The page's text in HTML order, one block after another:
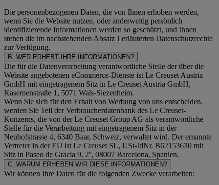
Die personenbezogenen Daten, die von Ihnen erhoben werden,
wenn Sie die Website nutzen, oder anderweitig persönlich
identifizierende Informationen werden so geschützt, und Ihnen
stehen die im nachstehenden Absatz J erläuterten Datenschutzrechte
zur Verfügung.
B. WER ERHEBT IHRE INFORMATIONEN?
Die für die Datenverarbeitung verantwortliche Stelle der über die
Website angebotenen eCommerce-Dienste ist Le Creuset Austria
GmbH mit eingetragenem Sitz in Le Creuset Austria GmbH,
Kasernenstraße 1, 5071 Wals-Siezenheim.
Wenn Sie sich für den Erhalt von Werbung von uns entscheiden,
werden Sie Teil der Verbraucherdatenbank des Le Creuset-
Konzerns, die von der Le Creuset Group AG als verantwortliche
Stelle für die Verarbeitung mit eingetragenem Sitz in der
Neuhofstrasse 4, 6340 Baar, Schweiz, verwaltet wird. Der ernannte
Vertreter in der EU ist Le Creuset SL, USt-IdNr. B62153630 mit
Sitz in Paseo de Gracia 9, 2º, 08007 Barcelona, Spanien.
C. WARUM ERHEBEN WIR DIESE INFORMATIONEN?
Wir können Ihre Daten für die folgenden Zwecke verarbeiten: